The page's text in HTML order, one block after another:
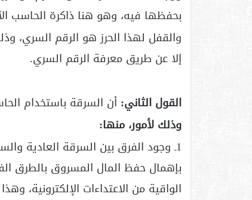
بحفظها فيه، وهو هنا ذاكرة الحاسب
والقفل لهذا الحرز هو الرقم السري،
إلا عن طريق معرفة الرقم السري.
القول الثاني: أن السرقة باستخدام
وذلك لأمور، منها:
1ـ وجود الفرق بين السرقة العادية
بإهمال حفظ المال المسروق بالطرق
الواقية من الاعتداءات الإلكترونية،